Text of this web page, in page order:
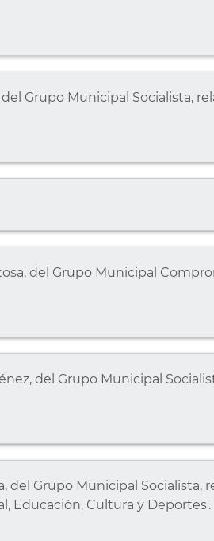
Grupo Municipal Socialista,
del Grupo Municipal
del Grupo Municipal
del Grupo Municipal Socialista,
Educación, Cultura y Deportes'.